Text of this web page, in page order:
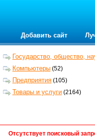
Добавить сайт
Государство, общество,
Компьютеры (52)
Предприятия (105)
Товары и услуги (2164)
Отсутствует поисковый